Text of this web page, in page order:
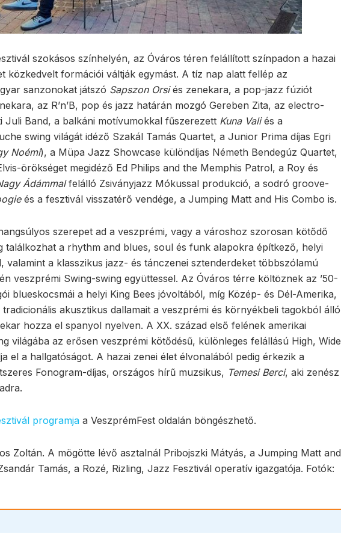
szokásos színhelyén, az Óváros téren felállított színpadon a hazai
közkedvelt formációi váltják egymást. A tíz nap alatt fellép az
sanzonokat játszó Sapszon Orsiés zenekara, a pop-jazz fúziót
az R’n’B, pop és jazz határán mozgó Gereben Zita, az electro-
Juli Band, a balkáni motívumokkal fűszerezett Kuna Valiés a
swing világát idéző Szakál Tamás Quartet, a Junior Prima díjas Egri
Noémi), a Müpa Jazz Showcase különdíjas Németh Bendegúz Quartet,
örökséget megidéző Ed Philips and the Memphis Patrol, a Roy és
Ádámmalfelálló Zsiványjazz Mókussal produkció, a sodró groove-
és a fesztivál visszatérő vendége, a Jumping Matt and His Combo is.
szerepet ad a veszprémi, vagy a városhoz szorosan kötődő
találkozhat a rhythm and blues, soul és funk alapokra építkező, helyi
valamint a klasszikus jazz- és tánczenei sztenderdeket többszólamú
veszprémi Swing-swing együttessel. Az Óváros térre költöznek az ’50-
blueskocsmái a helyi King Bees jóvoltából, míg Közép- és Dél-Amerika,
akusztikus dallamait a veszprémi és környékbeli tagokból álló
hozza el spanyol nyelven. A XX. század első felének amerikai
világába az erősen veszprémi kötődésű, különleges felállású High, Wide
el a hallgatóságot. A hazai zenei élet élvonalából pedig érkezik a
Fonogram-díjas, országos hírű muzsikus, Temesi Berci, aki zenész
programja a VeszprémFest oldalán böngészhető.
Zoltán. A mögötte lévő asztalnál Pribojszki Mátyás, a Jumping Matt and
Tamás, a Rozé, Rizling, Jazz Fesztivál operatív igazgatója. Fotók: